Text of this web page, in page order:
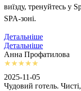
виїзду, тренуйтесь у
SPA-зоні.
Детальніше
Детальніше
Анна Профатилова
2025-11-05
Чудовий готель.